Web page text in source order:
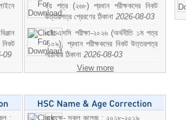
09
২য় পত্র (২৬৮) প্রধান পরীক্ষকদের নিকট
উত্তরপত্র প্রেরণের ঠিকানা 2026-08-03
এইচএসসি পরীক্ষা-২০২৬ (অর্থনীতি ১ম পত্র
-১০৯), প্রধান পরীক্ষকদের নিকট উত্তরপত্র
পাঠাবার ঠিকানা 2026-08-03
View more
:
অধ্যক্ষ- সকল কলেজ : ২০১৮-২০১৯